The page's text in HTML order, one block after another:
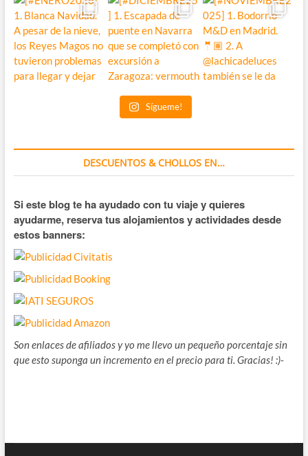
Sígueme!
DESCUENTOS & CHOLLOS EN…
Si este blog te ha ayudado con tu viaje y quieres
ayudarme, reserva tus alojamientos y actividades desde
estos banners:
Son enlaces de afiliados y yo me llevo un pequeño porcentaje sin
que esto suponga un incremento en el precio para ti. Gracias! :)-